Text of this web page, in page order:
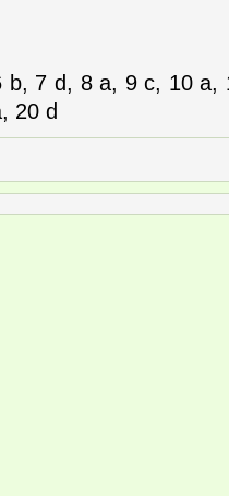
7 d, 8 a, 9 c, 10 a,
20 d